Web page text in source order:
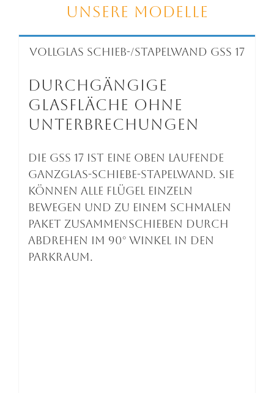
Unsere Modelle
Vollglas Schieb-/Stapelwand GSS 17
Durchgängige
Glasfläche ohne
Unterbrechungen
Die GSS 17 ist eine oben laufende
Ganzglas-Schiebe-Stapelwand. Sie
können alle Flügel einzeln
bewegen und zu einem schmalen
Paket zusammenschieben durch
Abdrehen im 90° Winkel in den
Parkraum.